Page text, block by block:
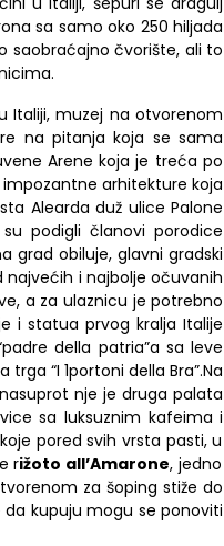
sa samo oko 250 hiljada
saobraćajno čvorište, ali to
Italiji, muzej na otvorenom
na pitanja koja se sama
Arene koja je treća po
e arhitekture koja
Alearda duž ulice Palone
su podigli članovi porodice
grad obiluje,glavni gradski
najvećih i najbolje očuvanih
a za ulaznicu jepotrebno
i statua prvog kralja Italije
padre della patria”a sa leve
trga “I 1portoni della Bra”.Na
nje je druga palata
sa luksuznim kafeimai
koje pored svih vrsta pasti,u
rižoto all’Amarone, jedno
za šoping stiže do
da kupuju mogu seponoviti